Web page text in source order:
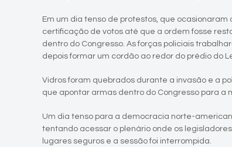
Em um dia tenso de protestos, que
certificação de votos até que a ordem fosse
dentro do Congresso. As forças policiais
depois formar um cordão ao redor do prédio do
Vidros foram quebrados durante a invasão e a
que apontar armas dentro do Congresso para a
Um dia tenso para a democracia norte-
tentando acessar o plenário onde os
lugares seguros e a sessão foi interrompida.